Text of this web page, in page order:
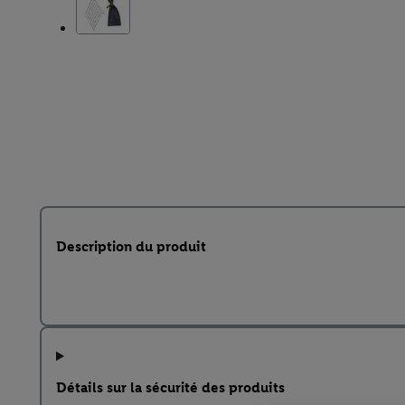
Description du produit
Détails sur la sécurité des produits